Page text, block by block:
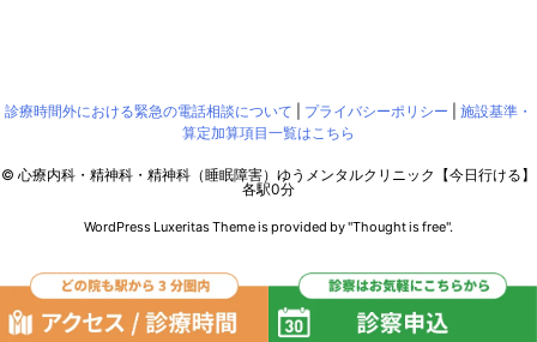
診療時間外における緊急の電話相談について プライバシーポリシー
施設基準・
算定加算項目一覧はこちら
© 心療内科・精神科・精神科（睡眠障害）ゆうメンタルクリニック【今日行ける】
各駅0分
WordPress Luxeritas Theme is provided by "Thought is free".